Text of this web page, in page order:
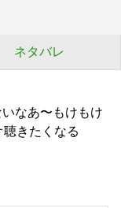
ネタバレ
なあ〜もけもけ
きたくなる